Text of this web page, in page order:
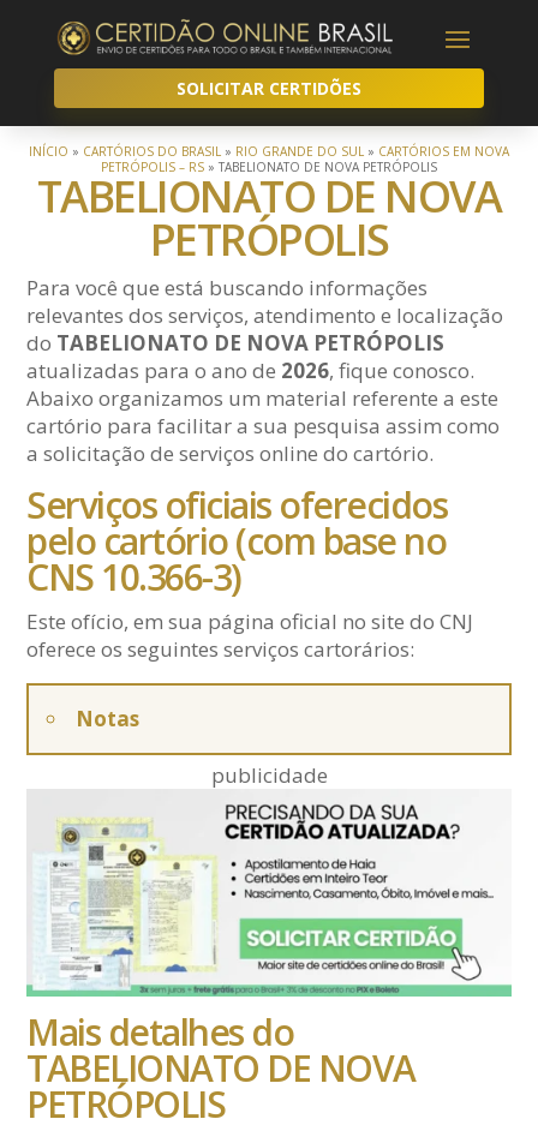
SOLICITAR CERTIDÕES
INÍCIO » CARTÓRIOS DO BRASIL » RIO GRANDE DO SUL » CARTÓRIOS EM NOVA
PETRÓPOLIS – RS » TABELIONATO DE NOVA PETRÓPOLIS
TABELIONATO DE NOVA
PETRÓPOLIS
Para você que está buscando informações
relevantes dos serviços, atendimento e localização
do TABELIONATO DE NOVA PETRÓPOLIS
atualizadas para o ano de 2026, fique conosco.
Abaixo organizamos um material referente a este
cartório para facilitar a sua pesquisa assim como
a solicitação de serviços online do cartório.
Serviços oficiais oferecidos
pelo cartório (com base no
CNS 10.366-3)
Este ofício, em sua página oficial no site do CNJ
oferece os seguintes serviços cartorários:
Notas
publicidade
Mais detalhes do
TABELIONATO DE NOVA
PETRÓPOLIS